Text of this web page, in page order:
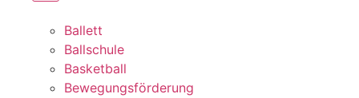
Ballett
Ballschule
Basketball
Bewegungsförderung